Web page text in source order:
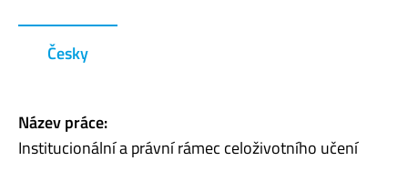
Česky
Název práce:
Institucionální a právní rámec celoživotního učení